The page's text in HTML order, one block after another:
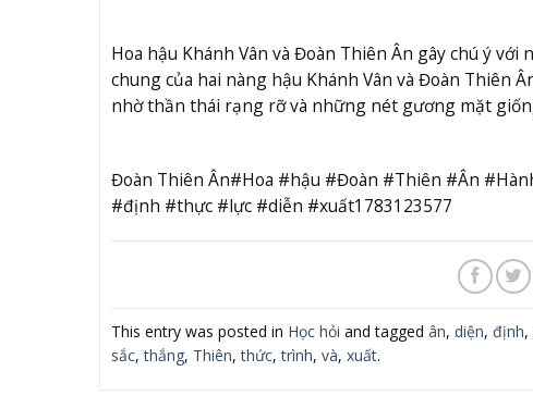
Hoa hậu Khánh Vân và Đoàn Thiên Ân gây chú ý
chung của hai nàng hậu Khánh Vân và Đoàn Thiên
nhờ thần thái rạng rỡ và những nét gương mặt
Đoàn Thiên Ân#Hoa #hậu #Đoàn #Thiên #Ân
#định #thực #lực #diễn #xuất1783123577
This entry was posted in Học hỏi and tagged ân, diện, định,
sắc,thắng, Thiên,thức,trình, và, xuất.